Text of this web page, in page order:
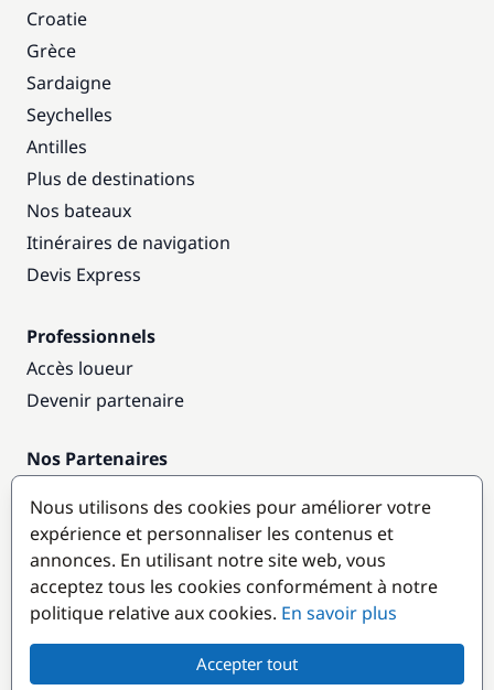
Croatie
Grèce
Sardaigne
Seychelles
Antilles
Plus de destinations
Nos bateaux
Itinéraires de navigation
Devis Express
Professionnels
Accès loueur
Devenir partenaire
Nos Partenaires
Destinations populaires
Nous utilisons des cookies pour améliorer votre
expérience et personnaliser les contenus et
annonces. En utilisant notre site web, vous
acceptez tous les cookies conformément à notre
politique relative aux cookies. En savoir plus
Accepter tout